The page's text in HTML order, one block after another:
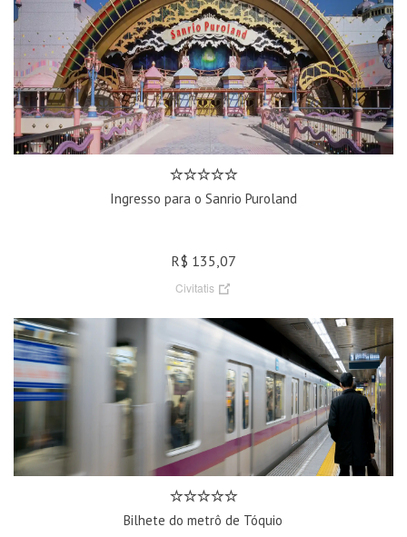
Ingresso para o Sanrio Puroland
R$ 135,07
Civitatis
Bilhete do metrô de Tóquio